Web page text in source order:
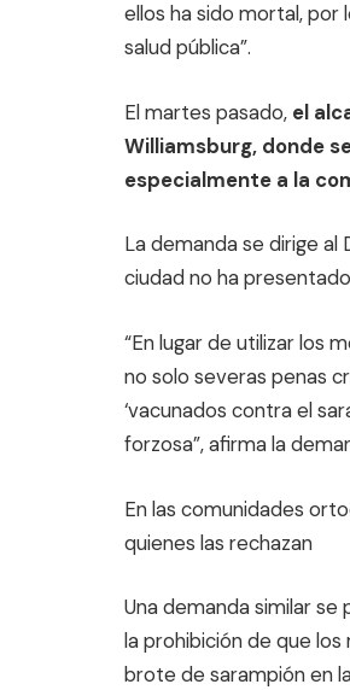
ellos ha sido mortal, por
salud pública”.
El martes pasado, el
Williamsburg, donde
especialmente a la
La demanda se dirige al
ciudad no ha
“En lugar de utilizar los
no solo severas penas
‘vacunados contra el
forzosa”, afirma la
En las comunidades
quienes las rechazan
Una demanda similar
la prohibición de que
brote de sarampión en